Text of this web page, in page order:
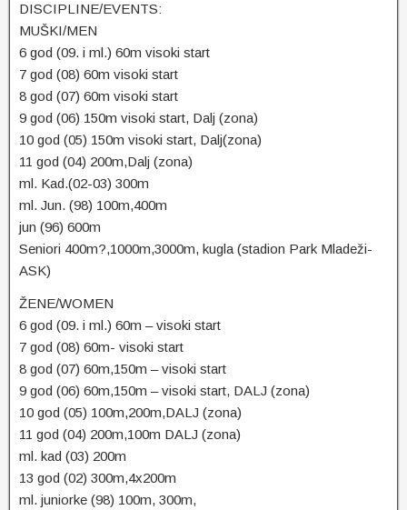
DISCIPLINE/EVENTS:
MUŠKI/MEN
6 god (09. i ml.) 60m visoki start
7 god (08) 60m visoki start
8 god (07) 60m visoki start
9 god (06) 150m visoki start, Dalj (zona)
10 god (05) 150m visoki start, Dalj(zona)
11 god (04) 200m,Dalj (zona)
ml. Kad.(02-03) 300m
ml. Jun. (98) 100m,400m
jun (96) 600m
Seniori 400m?,1000m,3000m, kugla (stadion Park Mladeži-
ASK)
ŽENE/WOMEN
6 god (09. i ml.) 60m – visoki start
7 god (08) 60m- visoki start
8 god (07) 60m,150m – visoki start
9 god (06) 60m,150m – visoki start, DALJ (zona)
10 god (05) 100m,200m,DALJ (zona)
11 god (04) 200m,100m DALJ (zona)
ml. kad (03) 200m
13 god (02) 300m,4x200m
ml. juniorke (98) 100m, 300m,